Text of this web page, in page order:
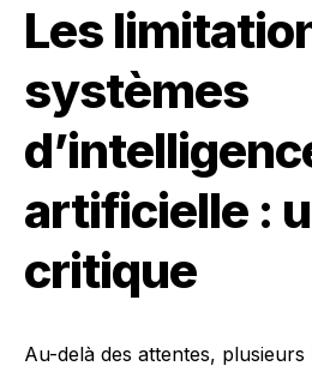
Les
systèmes
artificielle :
critique
Au-delà des attentes, plusieurs